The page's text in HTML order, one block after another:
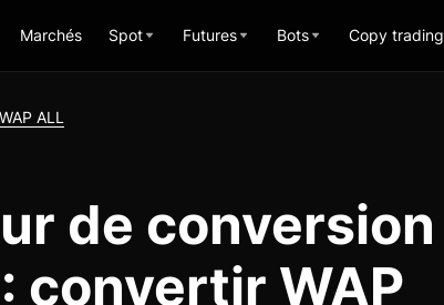
Marchés Spot Futures Bots Copy trading
ALL
de conversion
convertir WAP